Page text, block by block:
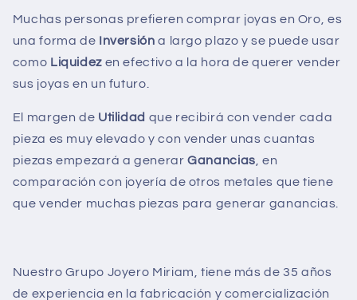
Muchas personas prefieren comprar joyas en Oro, es
una forma de Inversióna largo plazo y se puede usar
como Liquidez en efectivo a la hora de querer vender
sus joyas en un futuro.
El margen de Utilidad que recibirá con vender cada
pieza es muy elevado y con vender unas cuantas
piezas empezará a generarGanancias, en
comparación con joyería de otros metales que tiene
que vender muchas piezas para generar ganancias.
Nuestro Grupo Joyero Miriam, tiene más de 35 años
de experiencia en la fabricación y comercialización